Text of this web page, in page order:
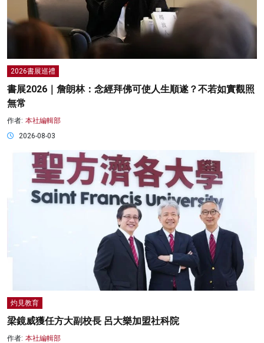
2026書展巡禮
書展2026｜詹朗林：念經拜佛可使人生順遂？不若如實觀照
無常
作者: 本社編輯部
2026-08-03
灼見教育
梁鏡威獲任方大副校長 呂大樂加盟社科院
作者: 本社編輯部